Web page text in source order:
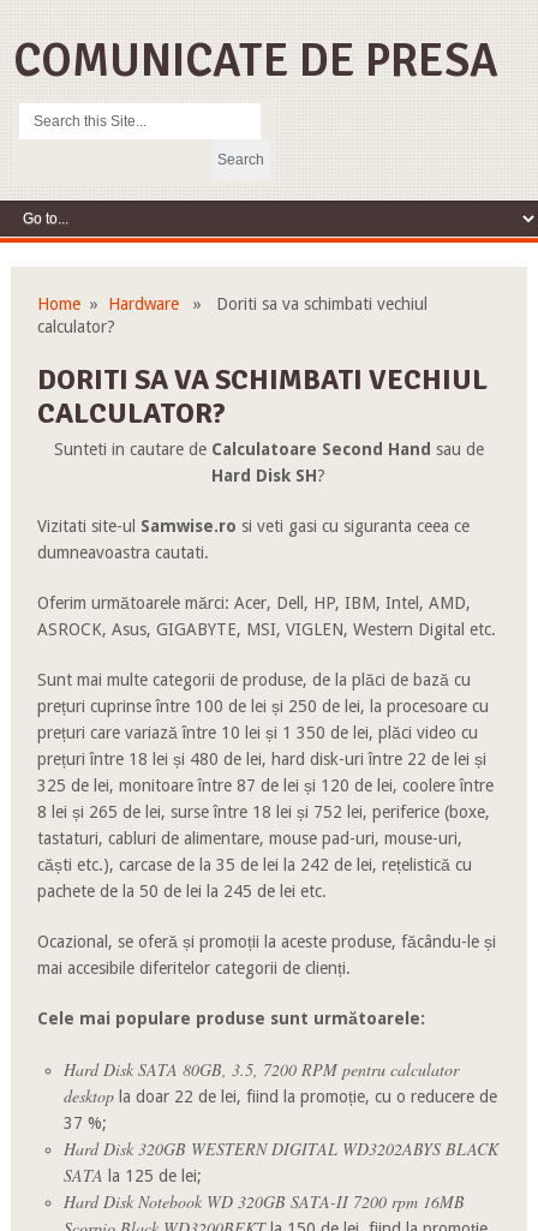
COMUNICATE DE PRESA
Home» Hardware» Doriti sa va schimbati vechiul
calculator?
DORITI SA VA SCHIMBATI VECHIUL
CALCULATOR?
Sunteti in cautare de Calculatoare Second Hand sau de
Hard Disk SH?
Vizitati site-ul Samwise.ro si veti gasi cu siguranta ceea ce
dumneavoastra cautati.
Oferim următoarele mărci: Acer, Dell, HP, IBM, Intel, AMD,
ASROCK, Asus, GIGABYTE, MSI, VIGLEN, Western Digital etc.
Sunt mai multe categorii de produse, de la plăci de bază cu
prețuri cuprinse între 100 de lei și 250 de lei, la procesoare cu
prețuri care variază între 10 lei și 1 350 de lei, plăci video cu
prețuri între 18 lei și 480 de lei, hard disk-uri între 22 de lei și
325 de lei, monitoare între 87 de lei și 120 de lei, coolere între
8 lei și 265 de lei, surse între 18 lei și 752 lei, periferice (boxe,
tastaturi, cabluri de alimentare, mouse pad-uri, mouse-uri,
căști etc.), carcase de la 35 de lei la 242 de lei, rețelistică cu
pachete de la 50 de lei la 245 de lei etc.
Ocazional, se oferă și promoții la aceste produse, făcându-le și
mai accesibile diferitelor categorii de clienți.
Cele mai populare produse sunt următoarele:
Hard Disk SATA 80GB, 3.5, 7200 RPM pentru calculator
desktopla doar 22 de lei, fiind la promoție, cu o reducere de
37 %;
Hard Disk 320GB WESTERN DIGITAL WD3202ABYS BLACK
SATA la 125 de lei;
Hard Disk Notebook WD 320GB SATA-II 7200 rpm 16MB